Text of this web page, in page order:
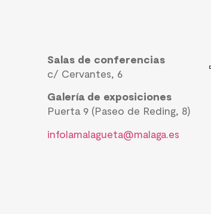
Salas de conferencias
c/ Cervantes, 6
Galería de exposiciones
Puerta 9 (Paseo de Reding, 8)
infolamalagueta@malaga.es